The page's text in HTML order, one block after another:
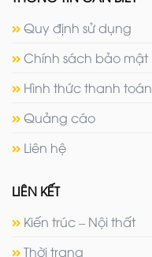
Quy định sử dụng
Chính sách bảo mật
Hình thức thanh toán
Quảng cáo
Liên hệ
LIÊN KẾT
Kiến trúc – Nội thất
Thời trang